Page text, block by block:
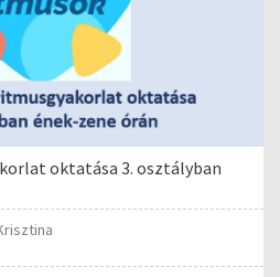
oktatása 3. osztályban